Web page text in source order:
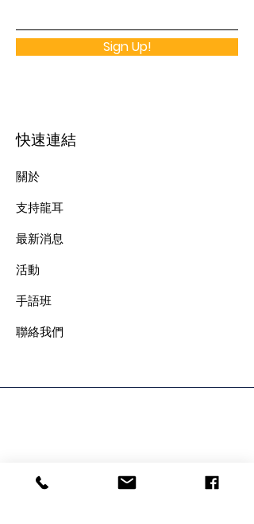
Sign Up!
快速連結
關於
支持龍耳
最新消息
​活動
手語班
​聯絡我們